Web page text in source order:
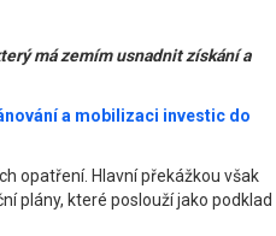
má zemím usnadnit získání a
a mobilizaci investic do
opatření. Hlavní překážkou však
plány, které poslouží jako podklad